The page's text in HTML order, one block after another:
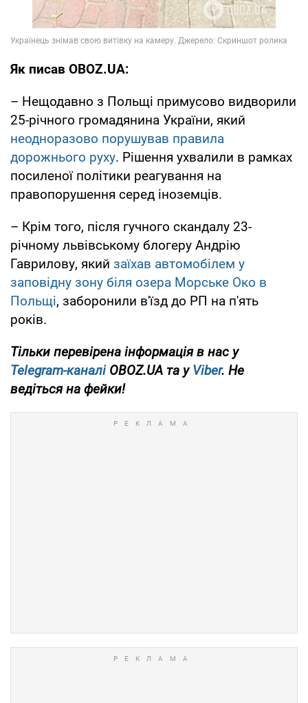
Як писав OBOZ.UA:
– Нещодавно з Польщі примусово видворили
25-річного громадянина України, який
неодноразово порушував правила
дорожнього руху. Рішення ухвалили в рамках
посиленої політики реагування на
правопорушення серед іноземців.
– Крім того, після гучного скандалу 23-
річному львівському блогеру Андрію
Гаврилову, який заїхав автомобілем у
заповідну зону біля озера Морське Око в
Польщі, заборонили в'їзд до РП на п'ять
років.
Тільки перевірена інформація в нас у
Telegram-каналіOBOZ.UA та уViber. Не
ведіться на фейки!